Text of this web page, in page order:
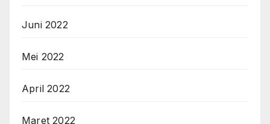
Juni 2022
Mei 2022
April 2022
Maret 2022